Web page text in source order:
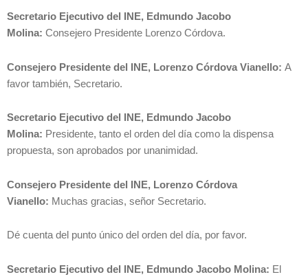
Secretario Ejecutivo del INE, Edmundo Jacobo
Molina: Consejero Presidente Lorenzo Córdova.
Consejero Presidente del INE, Lorenzo Córdova Vianello: A
favor también, Secretario.
Secretario Ejecutivo del INE, Edmundo Jacobo
Molina: Presidente, tanto el orden del día como la dispensa
propuesta, son aprobados por unanimidad.
Consejero Presidente del INE, Lorenzo Córdova
Vianello: Muchas gracias, señor Secretario.
Dé cuenta del punto único del orden del día, por favor.
Secretario Ejecutivo del INE, Edmundo Jacobo Molina: El